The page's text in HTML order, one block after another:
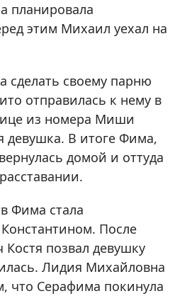
планировала
этим Михаил уехал на
сделать своему парню
отправилась к нему в
из номера Миши
девушка. В итоге Фима,
домой и оттуда
Фима стала
После
Костя позвал девушку
Лидия Михайловна
что Серафима покинула